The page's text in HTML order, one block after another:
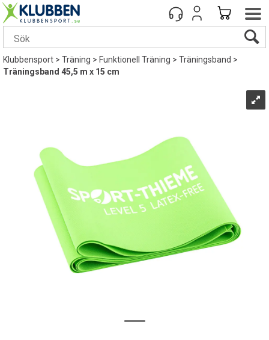
Klubbensport>Träning>Funktionell Träning>Träningsband>
Träningsband 45,5 m x 15 cm